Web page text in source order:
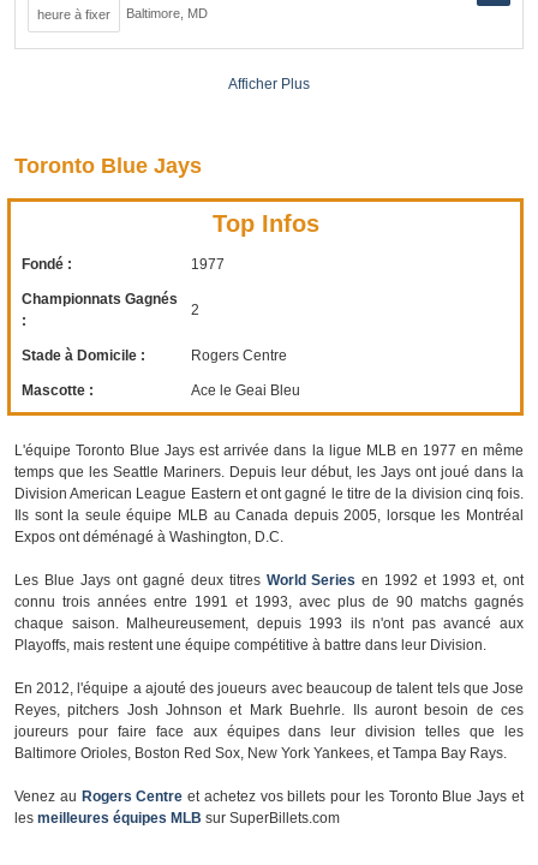
Baltimore MD
heure à fixer
Afficher Plus
Toronto Blue Jays
Top Infos
Fondé : 1977
Championnats Gagnés
:
2
Stade à Domicile : Rogers Centre
Mascotte : Ace le Geai Bleu
L'équipe Toronto Blue Jays est arrivée dans la ligue MLB en 1977 en même
temps que les Seattle Mariners. Depuis leur début, les Jays ont joué dans la
Division American League Eastern et ont gagné le titre de la division cinq fois.
Ils sont la seule équipe MLB au Canada depuis 2005, lorsque les Montréal
Expos ont déménagé à Washington, D.C.
Les Blue Jays ont gagné deux titres World Series en 1992 et 1993 et, ont
connu trois années entre 1991 et 1993, avec plus de 90 matchs gagnés
chaque saison. Malheureusement, depuis 1993 ils n'ont pas avancé aux
Playoffs, mais restent une équipe compétitive à battre dans leur Division.
En 2012, l'équipe a ajouté des joueurs avec beaucoup de talent tels que Jose
Reyes, pitchers Josh Johnson et Mark Buehrle. Ils auront besoin de ces
joureurs pour faire face aux équipes dans leur division telles que les
Baltimore Orioles, Boston Red Sox, New York Yankees, et Tampa Bay Rays.
Venez au Rogers Centre et achetez vos billets pour les Toronto Blue Jays et
les meilleures équipes MLB sur SuperBillets.com